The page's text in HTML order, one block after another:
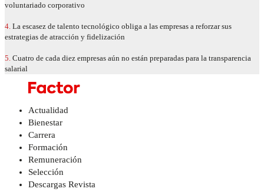
voluntariado corporativo
4. La escasez de talento tecnológico obliga a las empresas a reforzar sus
estrategias de atracción y fidelización
5. Cuatro de cada diez empresas aún no están preparadas para la transparencia
salarial
Actualidad
Bienestar
Carrera
Formación
Remuneración
Selección
Descargas Revista